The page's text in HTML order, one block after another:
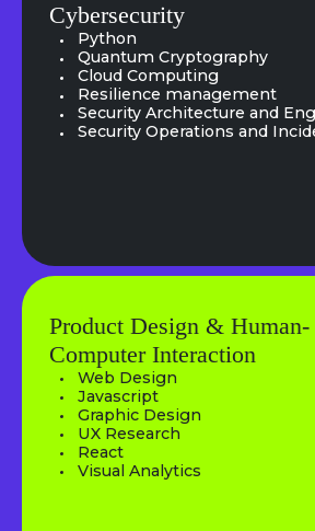
Cybersecurity
Python
Quantum Cryptography
Cloud Computing
Resilience management
Security Architecture and
Security Operations and
Product Design & Human-
Computer Interaction
Web Design
Javascript
Graphic Design
UX Research
React
Visual Analytics